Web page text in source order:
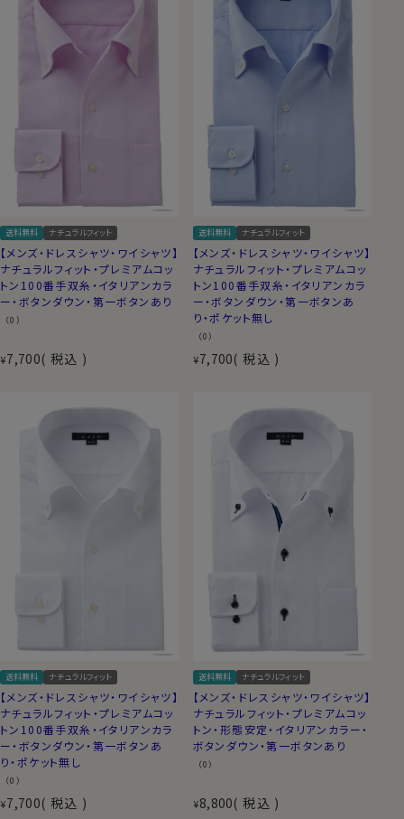
送料無料 ナチュラルフィット
【メンズ・ドレスシャツ・ワイシャツ】
ナチュラルフィット・プレミアムコッ
トン100番手双糸・イタリアンカラ
ー・ボタンダウン・第一ボタンあり
（0）
¥7,700 税込
送料無料 ナチュラルフィット
【メンズ・ドレスシャツ・ワイシャツ】
ナチュラルフィット・プレミアムコッ
トン100番手双糸・イタリアンカラ
ー・ボタンダウン・第一ボタンあ
り・ポケット無し
（0）
¥7,700 税込
送料無料 ナチュラルフィット
【メンズ・ドレスシャツ・ワイシャツ】
ナチュラルフィット・プレミアムコッ
トン100番手双糸・イタリアンカラ
ー・ボタンダウン・第一ボタンあ
り・ポケット無し
（0）
¥7,700 税込
送料無料 ナチュラルフィット
【メンズ・ドレスシャツ・ワイシャツ】
ナチュラルフィット・プレミアムコッ
トン・形態安定・イタリアンカラー・
ボタンダウン・第一ボタンあり
（0）
¥8,800 税込